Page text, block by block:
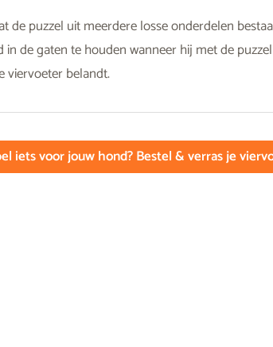
de puzzel uit meerdere losse onderdelen
de gaten te houden wanneer hij met de
viervoeter belandt.
iets voor jouw hond? Bestel & verras je